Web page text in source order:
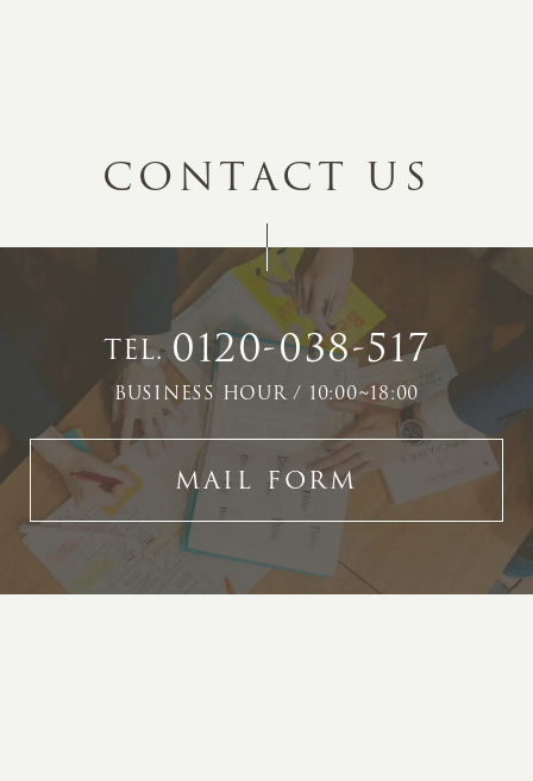
CONTACT US
TEL.0120-038-517
BUSINESS HOUR / 10:00~18:00
MAIL FORM